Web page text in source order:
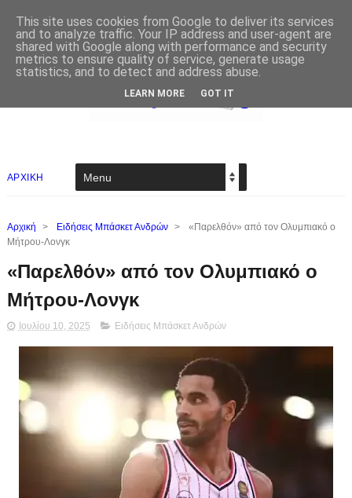
ΑΡΧΙΚΗ
Αρχική > Ειδήσεις Μπάσκετ Ανδρών >
«Παρελθόν» από τον Ολυμπιακό ο
Μήτρου-Λονγκ
«Παρελθόν» από τον Ολυμπιακό ο
Μήτρου-Λονγκ
Ιουλίου 10, 2025 Ειδήσεις Μπάσκετ Ανδρών
This site uses cookies from Google to deliver its services
and to analyze traffic. Your IP address and user-agent are
shared with Google along with performance and security
metrics to ensure quality of service, generate usage
statistics, and to detect and address abuse.
LEARN MORE GOT IT